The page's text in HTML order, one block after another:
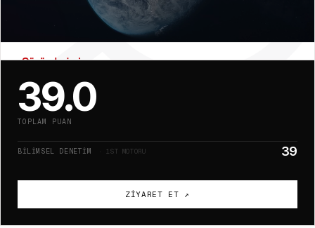
39.0
TOPLAM PUAN
BILIMSEL DENETIM · 1ST MOTORU 39
ZIYARET ET ↗